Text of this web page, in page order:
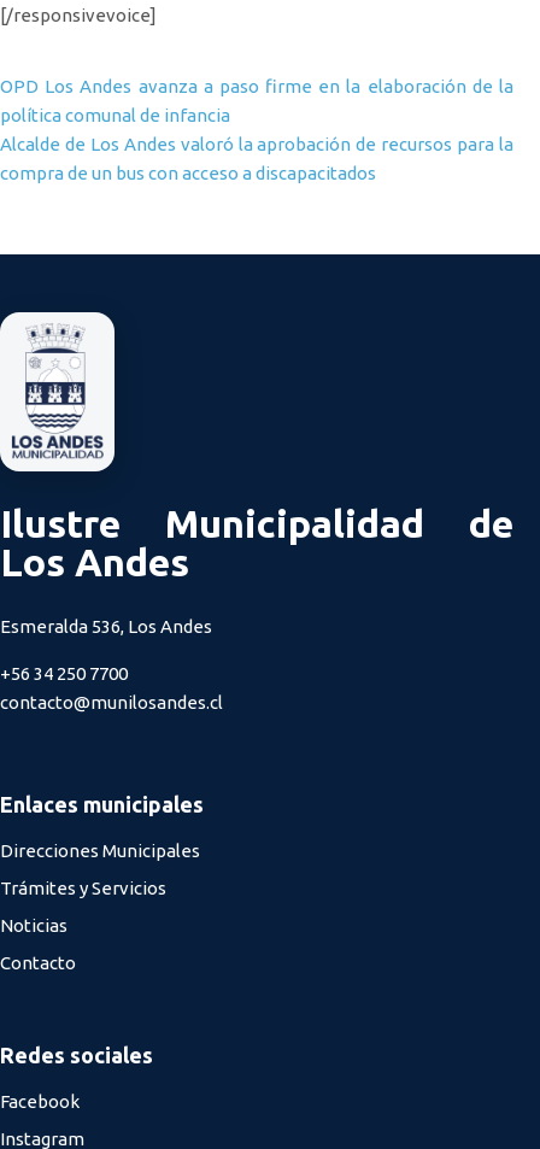
[/responsivevoice]
Navegación de entradas
OPD Los Andes avanza a paso firme en la elaboración de la
política comunal de infancia
Alcalde de Los Andes valoró la aprobación de recursos para la
compra de un bus con acceso a discapacitados
Ilustre Municipalidad de
Los Andes
Esmeralda 536, Los Andes
+56 34 250 7700
contacto@munilosandes.cl
Enlaces municipales
Direcciones Municipales
Trámites y Servicios
Noticias
Contacto
Redes sociales
Facebook
Instagram